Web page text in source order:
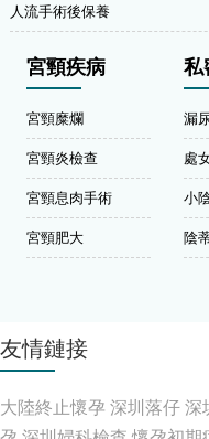
人流手術後保養
宮頸疾病
宮頸糜爛
宮頸炎檢查
宮頸息肉手術
宮頸肥大
私
漏
處
小
陰
友情鏈接
大陸終止懷孕 深圳落仔深